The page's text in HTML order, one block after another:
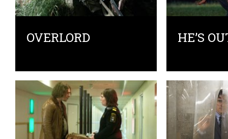
OVERLORD HE’S